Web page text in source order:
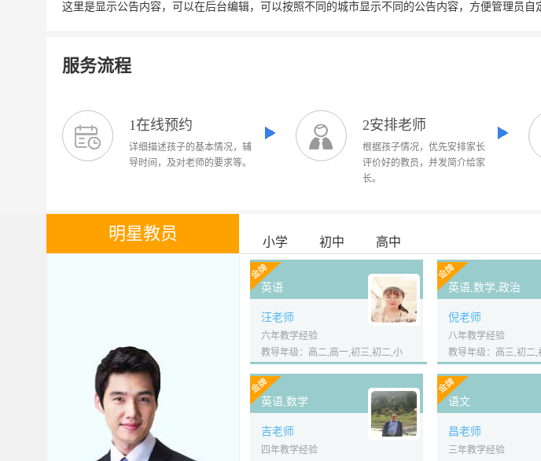
这里是显示公告内容，可以在后台编辑，可以按照不同的城市显示不同的公告内容，方便管理员自
服务流程
1在线预约
详细描述孩子的基本情况，辅
导时间，及对老师的要求等。
2安排老师
根据孩子情况，优先安排家长
评价好的教员，并发简介给家
长。
明星教员 小学 初中 高中
英语
汪老师
六年教学经验
教导年级：高二,高一,初三,初二,小
英语,数学,政治
倪老师
八年教学经验
教导年级：高三,初二,
英语,数学
吉老师
四年教学经验
语文
昌老师
三年教学经验